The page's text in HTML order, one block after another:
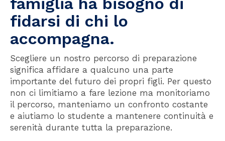
fidarsi di chi lo
accompagna.
Scegliere un nostro percorso di preparazione
significa affidare a qualcuno una parte
importante del futuro dei propri figli. Per questo
non ci limitiamo a fare lezione ma monitoriamo
il percorso, manteniamo un confronto costante
e aiutiamo lo studente a mantenere continuità e
serenità durante tutta la preparazione.